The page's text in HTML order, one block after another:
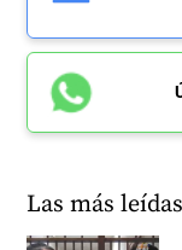
Las más leídas